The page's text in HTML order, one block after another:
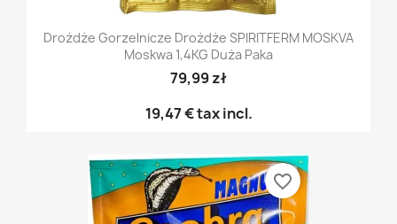
Drożdże Gorzelnicze Drożdże SPIRITFERM MOSKVA
Moskwa 1,4KG Duża Paka
79,99 zł
19,47 €tax incl.
favorite_border